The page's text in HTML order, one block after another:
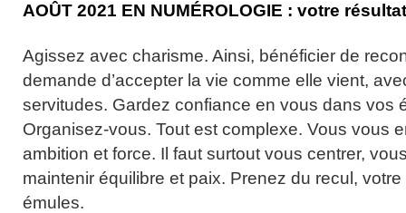
AOÛT 2021 EN NUMÉROLOGIE : votre
Agissez avec charisme. Ainsi, bénéficier de
demande d’accepter la vie comme elle vient,
servitudes. Gardez confiance en vous dans vos
Organisez-vous. Tout est complexe. Vous vous
ambition et force. Il faut surtout vous centrer,
maintenir équilibre et paix. Prenez du recul,
émules.